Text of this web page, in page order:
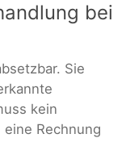
bei
Sie
kein
Rechnung